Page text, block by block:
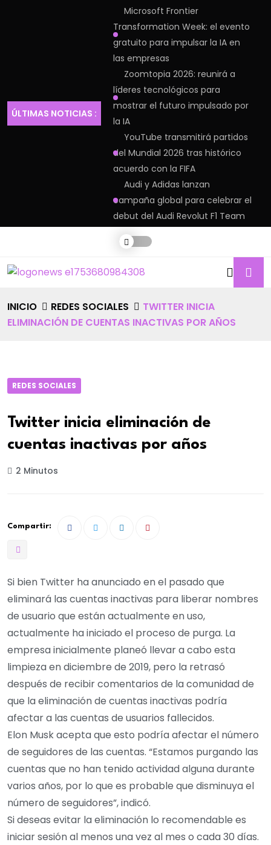
ÚLTIMAS NOTICIAS :
Microsoft Frontier
Transformation Week: el evento
gratuito para impulsar la IA en
las empresas
Zoomtopia 2026: reunirá a
líderes tecnológicos para
mostrar el futuro impulsado por
la IA
YouTube transmitirá partidos
del Mundial 2026 tras histórico
acuerdo con la FIFA
Audi y Adidas lanzan
campaña global para celebrar el
debut del Audi Revolut F1 Team
INICIO REDES SOCIALES
TWITTER INICIA
ELIMINACIÓN DE CUENTAS INACTIVAS POR AÑOS
REDES SOCIALES
Twitter inicia eliminación de
cuentas inactivas por años
2 Minutos
Compartir:
Si bien Twitter ha anunciado en el pasado que
eliminará las cuentas inactivas para liberar nombres
de usuario que están actualmente en uso,
actualmente ha iniciado el proceso de purga. La
empresa inicialmente planeó llevar a cabo esta
limpieza en diciembre de 2019, pero la retrasó
después de recibir comentarios de la comunidad de
que la eliminación de cuentas inactivas podría
afectar a las cuentas de usuarios fallecidos.
Elon Musk acepta que esto podría afectar el número
de seguidores de las cuentas. “Estamos purgando las
cuentas que no han tenido actividad alguna durante
varios años, por lo que es probable que disminuya el
número de seguidores”, indicó.
Si deseas evitar la eliminación lo recomendable es
iniciar sesión al menos una vez al mes o cada 30 días.